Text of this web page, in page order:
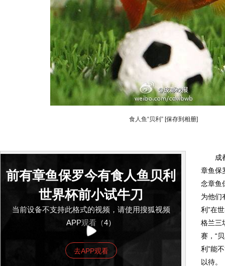
食人鱼“贝利” [保存到相册]
前有章鱼保罗今有食人鱼贝利
世界杯前小试牛刀
当前设备不支持此格式的视频，请使用搜狐视频
APP观看（4）
去APP观看
成都
章鱼保
念章鱼
为他们
利”在
格兰三
赛，“
利”能
以待。